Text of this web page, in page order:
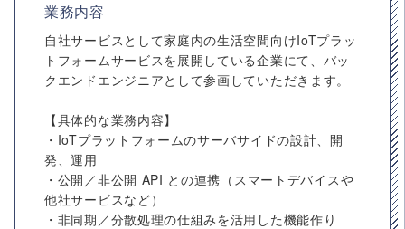
業務内容
自社サービスとして家庭内の生活空間向けIoTプラッ
トフォームサービスを展開している企業にて、バッ
クエンドエンジニアとして参画していただきます。
【具体的な業務内容】
・IoTプラットフォームのサーバサイドの設計、開
発、運用
・公開／非公開 API との連携（スマートデバイスや
他社サービスなど）
・非同期／分散処理の仕組みを活用した機能作り